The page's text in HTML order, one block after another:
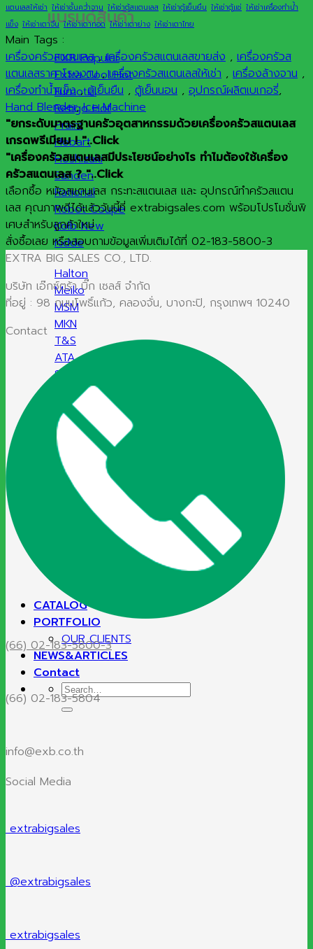
แบรนด์สินค้า
EXB
Extra Cool
Furnotel
Retigo
Praim
Hobart
Hoshizaki
Sanden
Rational
Robot Coupe
Kolb
Kidde
Halton
Meiko
MSM
MKN
T&S
ATA
Sammic
Hatco
SERVICE
KITCHEN PLAN DESIGN
GAS SYSTEMS
HOOD EXHAUST SYSTEM
KITCHEN FIRE SUPPRESSION
UV KITCHEN EXHAUST HOOD
MAINTENANCE & CLEANING
RENTAL KITCHEN EQUIPMENT
CATALOG
PORTFOLIO
OUR CLIENTS
NEWS&ARTICLES
Contact
Search
for:
แตนเลสให้เช่า ให้เช่าชั้นคว่ำจาน ให้เช่าตู้สแตนเลส ให้เช่าตู้เย็นยืน ให้เช่าตู้แช่ ให้เช่าเครื่องทำน้ำ
แข็ง ให้เช่าเตาจีน ให้เช่าเตาทอด ให้เช่าเตาย่าง ให้เช่าเตาไทย
Main Tags :
เครื่องครัวสแตนเลส,เครื่องครัวสแตนเลสขายส่ง , เครื่องครัวส
แตนเลสราคาโรงงาน,เครื่องครัวสแตนเลสให้เช่า , เครื่องล้างจาน ,
เครื่องทำน้ำแข็ง,ตู้เย็นยืน , ตู้เย็นนอน , อุปกรณ์ผลิตเบเกอรี่,
Hand Blender,Ice Machine
"ยกระดับมาตรฐานครัวอุตสาหกรรมด้วยเครื่องครัวสแตนเลส
เกรดพรีเมียม ! "..Click
"เครื่องครัวสแตนเลสมีประโยชน์อย่างไร ทำไมต้องใช้เครื่อง
ครัวสแตนเลส ? "..Click
เลือกซื้อ หม้อสแตนเลส กระทะสแตนเลส และ อุปกรณ์ทำครัวสแตน
เลส คุณภาพดีได้แล้ววันนี้ที่ extrabigsales.com พร้อมโปรโมชั่นพิ
เศษสำหรับลูกค้าใหม่
สั่งซื้อเลย หรือสอบถามข้อมูลเพิ่มเติมได้ที่ 02-183-5800-3
EXTRA BIG SALES CO., LTD.
บริษัท เอ๊กซ์ตร้า บิ๊ก เซลส์ จำกัด
ที่อยู่ : 98 ถนนโพธิ์แก้ว, คลองจั่น, บางกะปิ, กรุงเทพฯ 10240
Contact
(66) 02-183-5800-3
(66) 02-183-5804
info@exb.co.th
Social Media
extrabigsales
@extrabigsales
extrabigsales